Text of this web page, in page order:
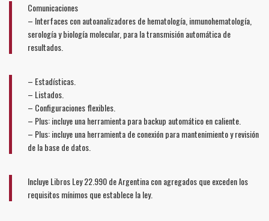
Comunicaciones
– Interfaces con autoanalizadores de hematología, inmunohematología,
serología y biología molecular, para la transmisión automática de
resultados.
– Estadísticas.
– Listados.
– Configuraciones flexibles.
– Plus: incluye una herramienta para backup automático en caliente.
– Plus: incluye una herramienta de conexión para mantenimiento y revisión
de la base de datos.
Incluye Libros Ley 22.990 de Argentina con agregados que exceden los
requisitos mínimos que establece la ley.